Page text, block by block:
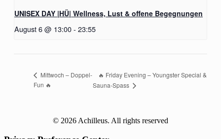
UNISEX DAY |HÜ| Wellness, Lust & offene Begegnungen
August 6 @ 13:00- 23:55
Mittwoch – Doppel-
Fun 🔥
🔥 Friday Evening – Youngster Special &
Sauna-Spass
© 2026 Achilleus. All rights reserved